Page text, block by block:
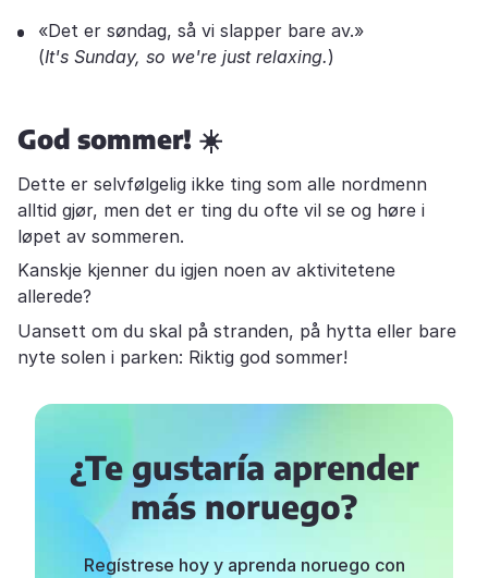
«Det er søndag, så vi slapper bare av.»
(It's Sunday, so we're just relaxing.)
God sommer! ☀️
Dette er selvfølgelig ikke ting som alle nordmenn
alltid gjør, men det er ting du ofte vil se og høre i
løpet av sommeren.
Kanskje kjenner du igjen noen av aktivitetene
allerede?
Uansett om du skal på stranden, på hytta eller bare
nyte solen i parken: Riktig god sommer!
¿Te gustaría aprender
más noruego?
Regístrese hoy y aprenda noruego con